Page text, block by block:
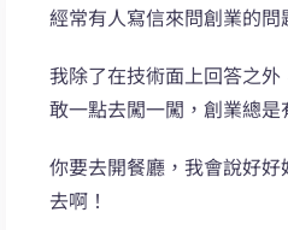
經常有人寫信來問創業的問
我除了在技術面上回答之
敢一點去闖一闖，創業總是
你要去開餐廳，我會說好
去啊！